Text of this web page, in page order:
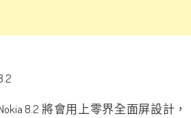
8.2 將會用上零界全面屏設計，